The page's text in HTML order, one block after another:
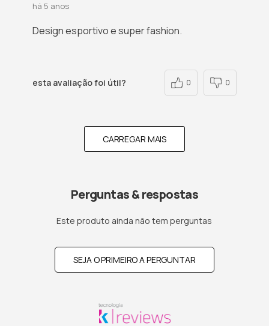
há 5 anos
Design esportivo e super fashion.
esta avaliação foi útil? 0 0
CARREGAR MAIS
Perguntas & respostas
Este produto ainda não tem perguntas
SEJA O PRIMEIRO A PERGUNTAR